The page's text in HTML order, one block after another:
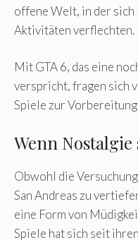
offene Welt, in der sich
Aktivitäten verflechten.
Mit GTA 6, das eine
verspricht, fragen sich
Spiele zur
Wenn
Obwohl die
San Andreas zu
eine Form von
Spiele hat sich seit